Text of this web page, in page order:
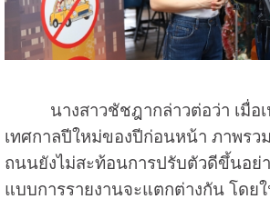
นางสาวชัชฎากล่าวต่อว่า เมื่อเ
เทศกาลปีใหม่ของปีก่อนหน้า ภาพรว
ถนนยังไม่สะท้อนการปรับตัวดีขึ้นอย่
แบบการรายงานจะแตกต่างกัน โดย